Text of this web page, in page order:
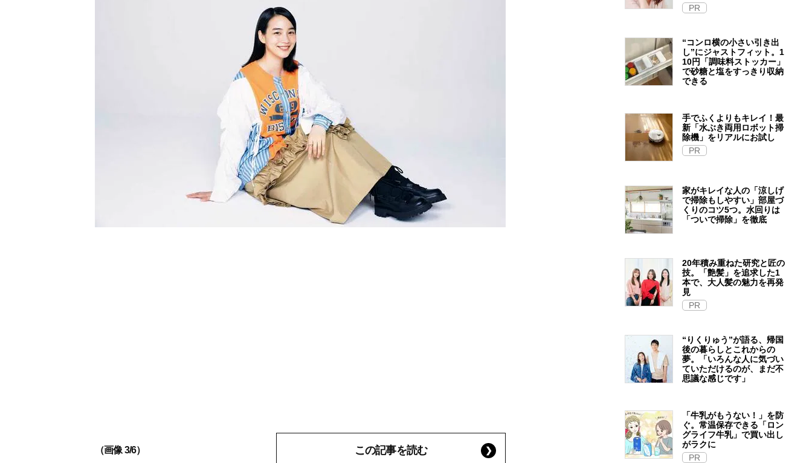
（画像 3/6） この記事を読む
PR
“コンロ横の小さい引き出
し”にジャストフィット。1
10円「調味料ストッカー」
で砂糖と塩をすっきり収納
できる
手でふくよりもキレイ！最
新「水ぶき両用ロボット掃
除機」をリアルにお試し
PR
家がキレイな人の「涼しげ
で掃除もしやすい」部屋づ
くりのコツ5つ。水回りは
「ついで掃除」を徹底
20年積み重ねた研究と匠の
技。「艶髪」を追求した1
本で、大人髪の魅力を再発
見
PR
“りくりゅう”が語る、帰国
後の暮らしとこれからの
夢。「いろんな人に気づい
ていただけるのが、まだ不
思議な感じです」
「牛乳がもうない！」を防
ぐ。常温保存できる「ロン
グライフ牛乳」で買い出し
がラクに
PR